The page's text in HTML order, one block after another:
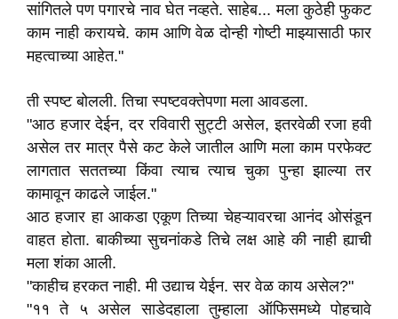
सांगितले पण पगारचे नाव घेत नव्हते. साहेब... मला कुठेही फुकट
काम नाही करायचे. काम आणि वेळ दोन्ही गोष्टी माझ्यासाठी फार
महत्वाच्या आहेत."
ती स्पष्ट बोलली. तिचा स्पष्टवक्तेपणा मला आवडला.
"आठ हजार देईन, दर रविवारी सुट्टी असेल, इतरवेळी रजा हवी
असेल तर मात्र पैसे कट केले जातील आणि मला काम परफेक्ट
लागतात सततच्या किंवा त्याच त्याच चुका पुन्हा झाल्या तर
कामावून काढले जाईल."
आठ हजार हा आकडा एकूण तिच्या चेहऱ्यावरचा आनंद ओसंडून
वाहत होता. बाकीच्या सुचनांकडे तिचे लक्ष आहे की नाही ह्याची
मला शंका आली.
"काहीच हरकत नाही. मी उद्याच येईन. सर वेळ काय असेल?"
"११ ते ५ असेल साडेदहाला तुम्हाला ऑफिसमध्ये पोहचावे